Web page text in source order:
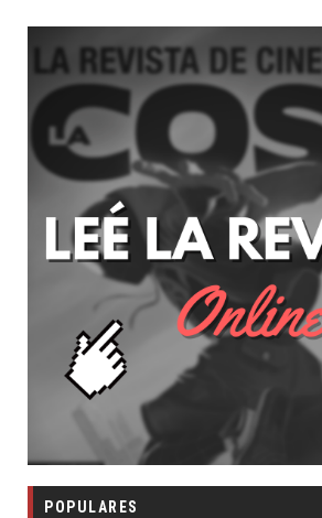
POPULARES